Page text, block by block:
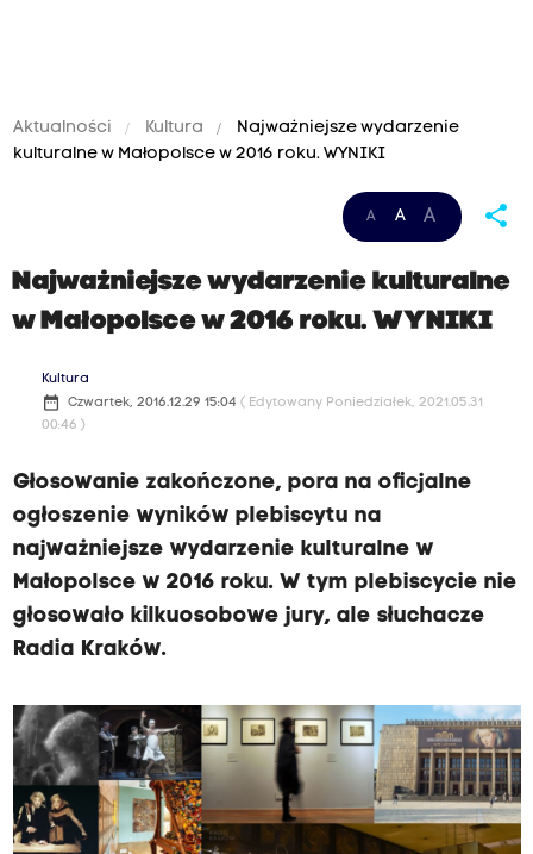
Aktualności Kultura
Najważniejsze wydarzenie
kulturalne w Małopolsce w 2016 roku. WYNIKI
A A A share
Najważniejsze wydarzenie kulturalne
w Małopolsce w 2016 roku. WYNIKI
Kultura
date_range Czwartek, 2016.12.29 15:04 ( Edytowany Poniedziałek, 2021.05.31
00:46 )
Głosowanie zakończone, pora na oficjalne
ogłoszenie wyników plebiscytu na
najważniejsze wydarzenie kulturalne w
Małopolsce w 2016 roku. W tym plebiscycie nie
głosowało kilkuosobowe jury, ale słuchacze
Radia Kraków.